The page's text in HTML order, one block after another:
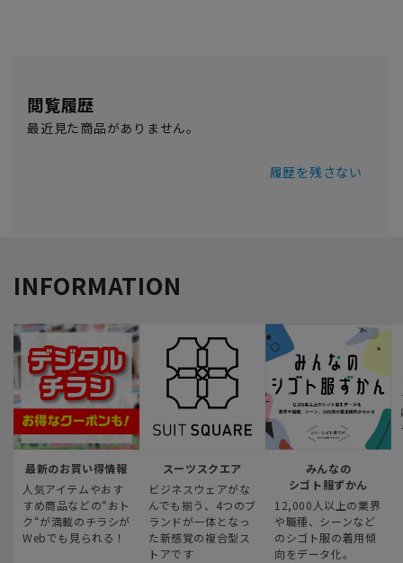
閲覧履歴
最近見た商品がありません。
履歴を残さない
INFORMATION
最新のお買い得情報
人気アイテムやおす
すめ商品などの“おト
ク“が満載のチラシが
Webでも見られる！
スーツスクエア
ビジネスウェアがな
んでも揃う、4つのブ
ランドが一体となっ
た新感覚の複合型ス
トアです
みんなの
シゴト服ずかん
12,000人以上の業界
や職種、シーンなど
のシゴト服の着用傾
向をデータ化。